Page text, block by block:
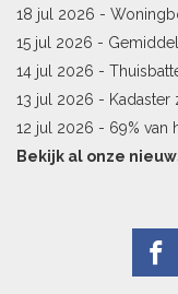
woningverkopen
18 jul 2026 -
vergunningen
15 jul 2026 -
14 jul 2026 -
energielabel
13 jul 2026 - Kadaster
kopers
12 jul 2026 - 69% van
hypotheekaflossing
Bekijk al onze